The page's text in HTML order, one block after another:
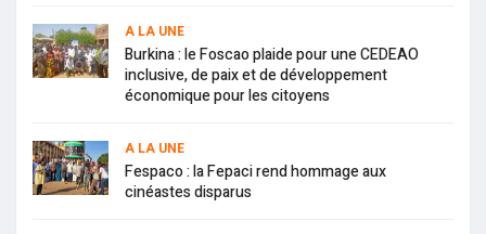
A LA UNE
Burkina : le Foscao plaide pour une CEDEAO
inclusive, de paix et de développement
économique pour les citoyens
A LA UNE
Fespaco : la Fepaci rend hommage aux
cinéastes disparus